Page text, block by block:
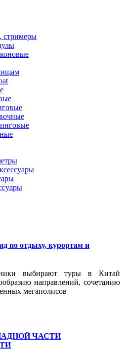
стримеры
по отдыху, курортам и
выбирают туры в Китай
направлений, сочетанию
мегаполисов
ЧАСТИ